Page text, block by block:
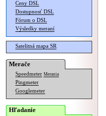
Ceny DSL
Dostupnosť DSL
Fórum o DSL
Výsledky meraní
Satelitná mapa SR
Merače
Speedmeter Merania
Pingmeter
Googlemeter
Hľadanie